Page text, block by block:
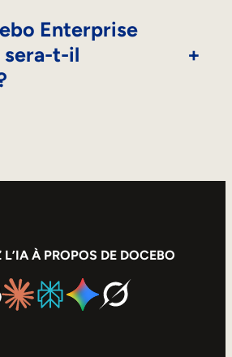
Enterprise
sera-t-il
+
À PROPOS DE DOCEBO